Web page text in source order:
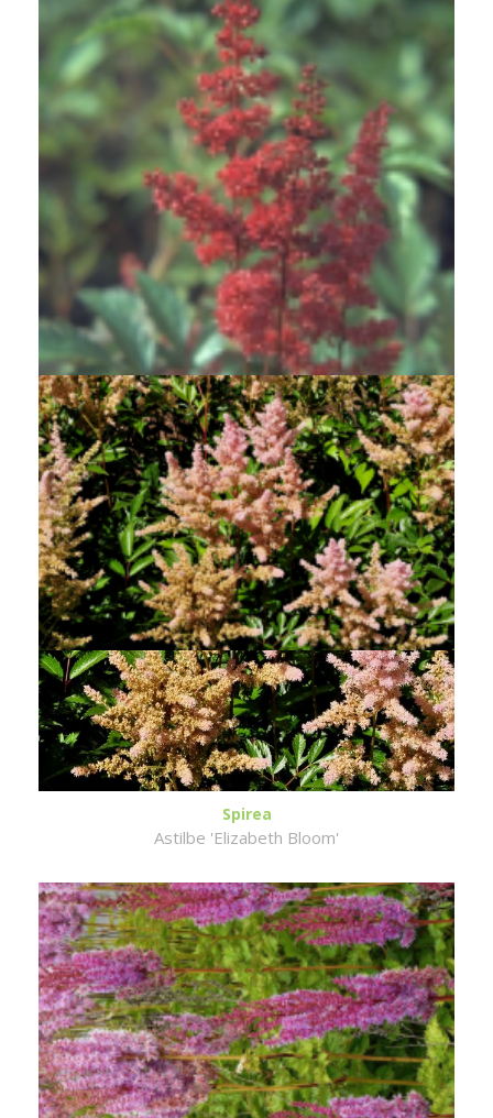
Spirea
Astilbe 'Fanal'
Spirea
Astilbe 'Elizabeth Bloom'